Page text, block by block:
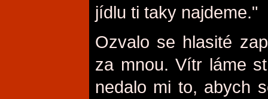
jídlu ti taky najdeme."
Ozvalo se hlasité
za mnou. Vítr láme
nedalo mi to, abych